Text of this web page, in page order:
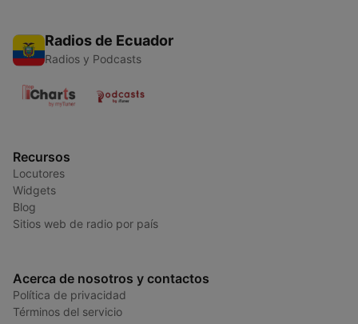
Radios de Ecuador
Radios y Podcasts
Recursos
Locutores
Widgets
Blog
Sitios web de radio por país
Acerca de nosotros y contactos
Política de privacidad
Términos del servicio